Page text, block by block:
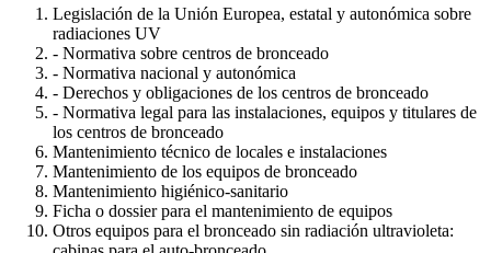
Legislación de la Unión Europea, estatal y autonómica sobre
radiaciones UV
- Normativa sobre centros de bronceado
- Normativa nacional y autonómica
- Derechos y obligaciones de los centros de bronceado
- Normativa legal para las instalaciones, equipos y titulares de
los centros de bronceado
Mantenimiento técnico de locales e instalaciones
Mantenimiento de los equipos de bronceado
Mantenimiento higiénico-sanitario
Ficha o dossier para el mantenimiento de equipos
Otros equipos para el bronceado sin radiación ultravioleta: